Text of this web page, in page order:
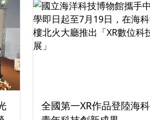
之美」中國科大菁英學程
金系學生蛻變成金融新星